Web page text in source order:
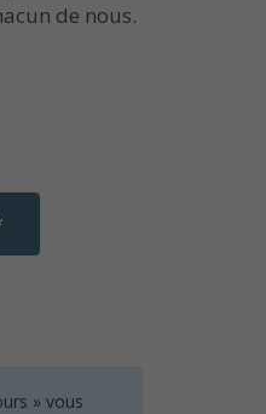
de nous.
» vous